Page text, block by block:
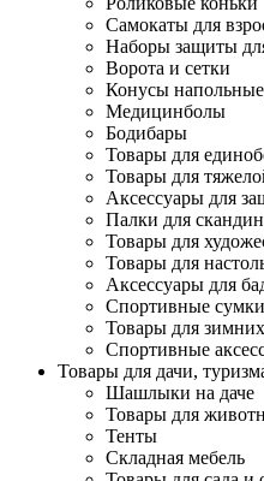
Самокаты для
Наборы защиты
Ворота и сетки
Конусы
Медицинболы
Бодибары
Товары для
Товары для
Аксессуары для
Палки для
Товары для
Товары для
Аксессуары для
Спортивные сумки
Товары для
Спортивные
Товары для дачи,
Шашлыки на даче
Товары для
Тенты
Складная мебель